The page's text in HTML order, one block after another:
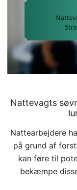
Nattevagts
Nattearbejdere
på grund af
kan føre til
bekæmpe